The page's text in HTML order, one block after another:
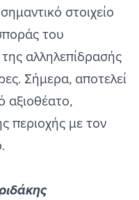
στοιχείο
του
αλληλεπίδρασής
Σήμερα, αποτελεί
αξιοθέατο,
περιοχής με τον